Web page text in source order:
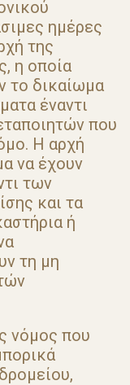
ημέρες
της
η οποία
το δικαίωμα
έναντι
που
Η αρχή
να έχουν
των
και τα
ή
τη μη
νόμος που